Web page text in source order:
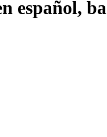
español,